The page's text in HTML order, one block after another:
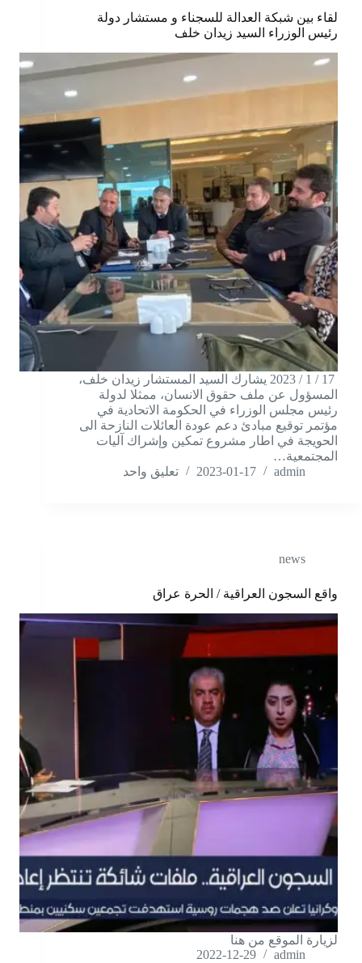
لقاء بين شبكة العدالة للسجناء و مستشار دولة
رئيس الوزراء السيد زيدان خلف
17 / 1 / 2023 يشارك السيد المستشار زيدان خلف،
المسؤول عن ملف حقوق الانسان، ممثلا لدولة
رئيس مجلس الوزراء في الحكومة الاتحادية في
مؤتمر توقيع مبادئ دعم عودة العائلات النازحة الى
الحويجة في اطار مشروع تمكين وإشراك آليات
المجتمعية…
admin
2023-01-17 تعليق واحد
news
واقع السجون العراقية / الحرة عراق
لزيارة الموقع من هنا
admin
2022-12-29